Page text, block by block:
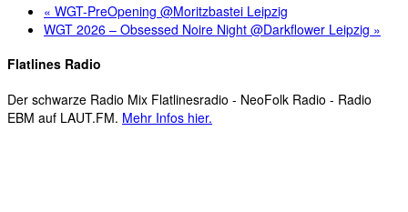
« WGT-PreOpening @Moritzbastei Leipzig
WGT 2026 – Obsessed Noire Night @Darkflower Leipzig »
Flatlines Radio
Der schwarze Radio Mix Flatlinesradio - NeoFolk Radio - Radio
EBM auf LAUT.FM. Mehr Infos hier.